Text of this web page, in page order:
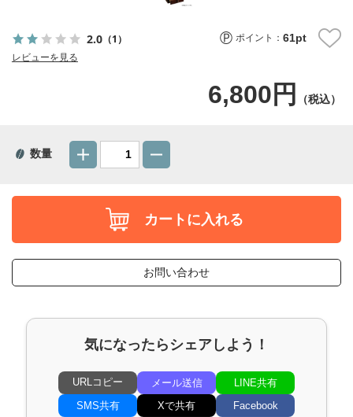
2.0（1）
レビューを見る
ポイント：61pt
6,800円 （税込）
数量
カートに入れる
お問い合わせ
気になったらシェアしよう！
URLコピー メール送信
LINE共有
SMS共有
Xで共有 Facebook